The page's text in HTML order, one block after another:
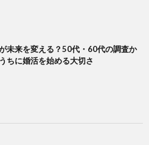
未来を変える？50代・60代の調査か
ちに婚活を始める大切さ